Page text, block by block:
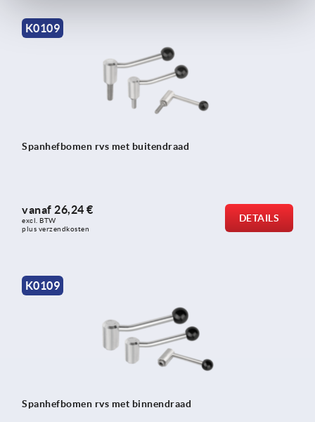
K0109
Spanhefbomen rvs met buitendraad
vanaf 26,24 €
excl. BTW
plus verzendkosten
DETAILS
K0109
Spanhefbomen rvs met binnendraad